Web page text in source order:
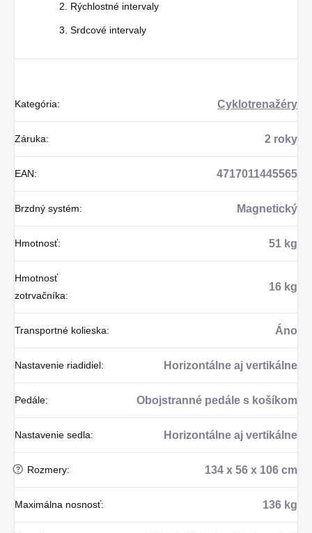
Rýchlostné intervaly
Srdcové intervaly
Kategória: Cyklotrenažéry
Záruka: 2 roky
EAN: 4717011445565
Brzdný systém: Magnetický
Hmotnosť: 51 kg
Hmotnosť
zotrvačníka:
16 kg
Transportné kolieska: Áno
Nastavenie riadidiel: Horizontálne aj vertikálne
Pedále: Obojstranné pedále s košíkom
Nastavenie sedla: Horizontálne aj vertikálne
? Rozmery: 134 x 56 x 106 cm
Maximálna nosnosť: 136 kg